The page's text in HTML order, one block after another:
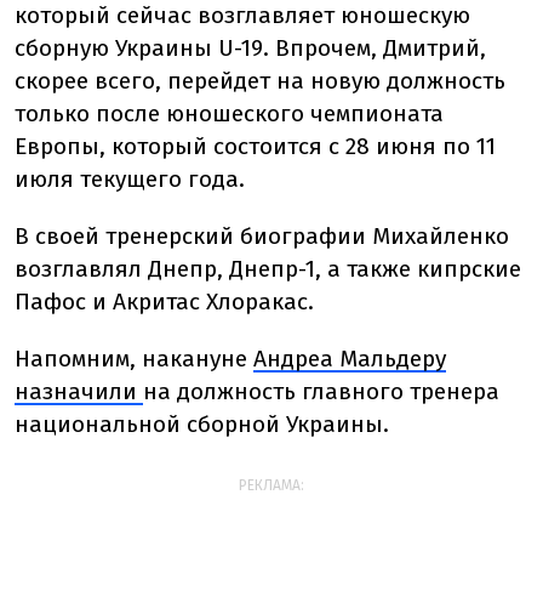
который сейчас возглавляет юношескую
сборную Украины U-19. Впрочем, Дмитрий,
скорее всего, перейдет на новую должность
только после юношеского чемпионата
Европы, который состоится с 28 июня по 11
июля текущего года.
В своей тренерский биографии Михайленко
возглавлял Днепр, Днепр-1, а также кипрские
Пафос и Акритас Хлоракас.
Напомним, накануне Андреа Мальдеру
назначили на должность главного тренера
национальной сборной Украины.
РЕКЛАМА: